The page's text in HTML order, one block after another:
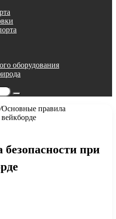
оборудования
Поиск...
/Основные правила
при